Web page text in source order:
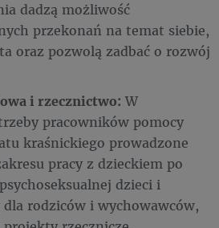
dadzą możliwość
przekonań na temat siebie,
oraz pozwolą zadbać o rozwój
i rzecznictwo: W
pracowników pomocy
kraśnickiego prowadzone
pracy z dzieckiem po
dzieci i
dla rodziców i wychowawców,